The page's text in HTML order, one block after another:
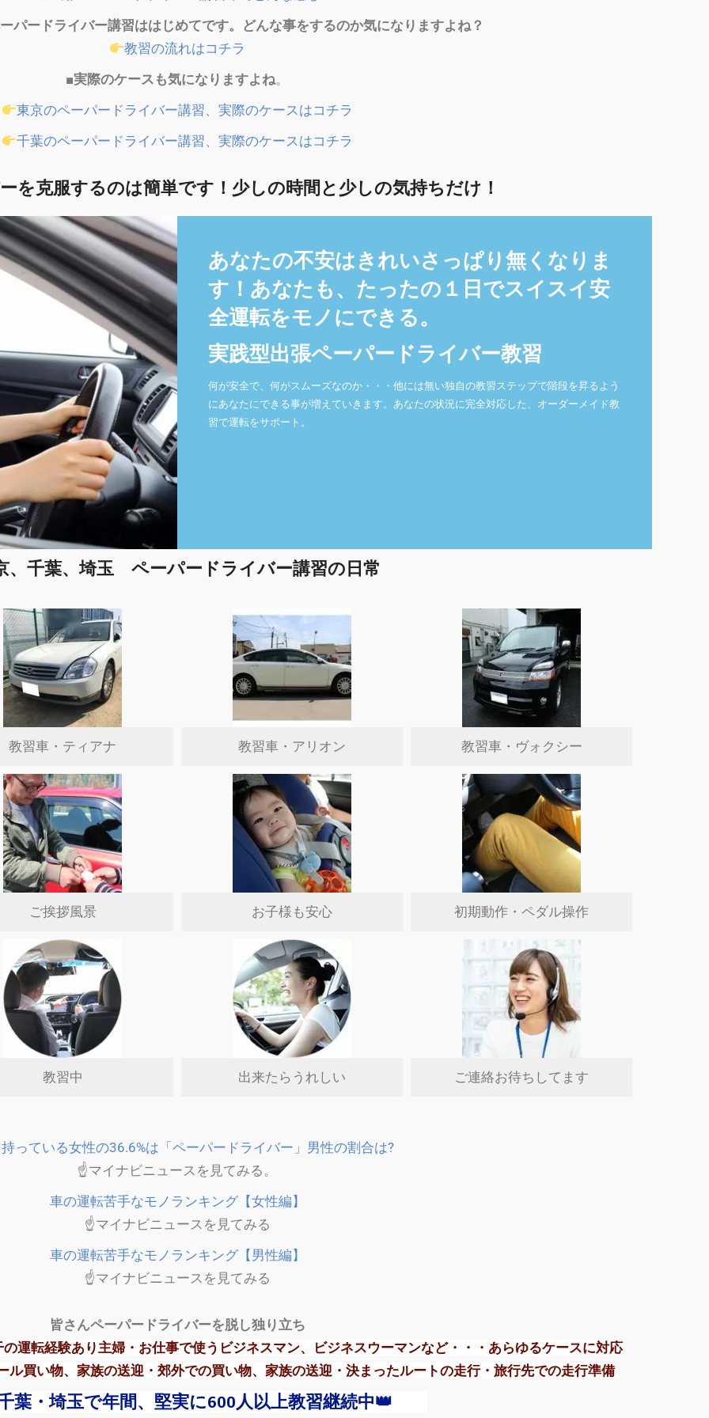
パードライバー講習ははじめてです。どんな事をするのか気になりますよね？
教習の流れはコチラ
■実際のケースも気になりますよね。
東京のペーパードライバー講習、実際のケースはコチラ
千葉のペーパードライバー講習、実際のケースはコチラ
を克服するのは簡単です！少しの時間と少しの気持ちだけ！
あなたの不安はきれいさっぱり無くなりま
す！あなたも、たったの１日でスイスイ安
全運転をモノにできる。
実践型出張ペーパードライバー教習
何が安全で、何がスムーズなのか・・・他には無い独自の教習ステップで階段を昇るよう
にあなたにできる事が増えていきます。あなたの状況に完全対応した、オーダーメイド教
習で運転をサポート。
、千葉、埼玉 ペーパードライバー講習の日常
教習車・ティアナ 教習車・アリオン 教習車・ヴォクシー
ご挨拶風景 お子様も安心 初期動作・ペダル操作
教習中 出来たらうれしい ご連絡お待ちしてます
っている女性の36.6%は「ペーパードライバー」男性の割合は?
☝マイナビニュースを見てみる。
車の運転苦手なモノランキング【女性編】
☝マイナビニュースを見てみる
車の運転苦手なモノランキング【男性編】
☝マイナビニュースを見てみる
皆さんペーパードライバーを脱し独り立ち
運転経験あり主婦・お仕事で使うビジネスマン、ビジネスウーマンなど・・・あらゆるケースに対応
ル買い物、家族の送迎・郊外での買い物、家族の送迎・決まったルートの走行・旅行先での走行準備
葉・埼玉で年間、堅実に600人以上教習継続中👑